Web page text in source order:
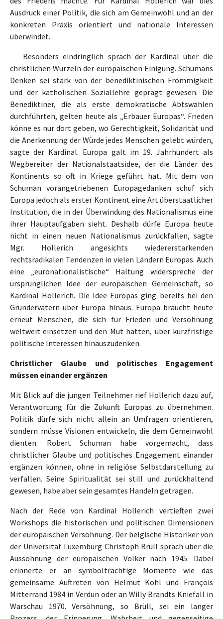
Ausdruck einer Politik, die sich am Gemeinwohl und an der
konkreten Praxis orientiert und nationale Interessen
überwindet.
Besonders eindringlich sprach der Kardinal über die
christlichen Wurzeln der europäischen Einigung. Schumans
Denken sei stark von der benediktinischen Frömmigkeit
und der katholischen Soziallehre geprägt gewesen. Die
Benediktiner, die als erste demokratische Abtswahlen
durchführten, gelten heute als „Erbauer Europas“. Frieden
könne es nur dort geben, wo Gerechtigkeit, Solidarität und
die Anerkennung der Würde jedes Menschen gelebt würden,
sagte der Kardinal. Europa galt im 19. Jahrhundert als
Wegbereiter der Nationalstaatsidee, der die Länder des
Kontinents so oft in Kriege geführt hat. Mit dem von
Schuman vorangetriebenen Europagedanken schuf sich
Europa jedoch als erster Kontinent eine Art überstaatlicher
Institution, die in der Überwindung des Nationalismus eine
ihrer Hauptaufgaben sieht. Deshalb dürfe Europa heute
nicht in einen neuen Nationalismus zurückfallen, sagte
Mgr. Hollerich angesichts wiedererstarkenden
rechtsradikalen Tendenzen in vielen Ländern Europas. Auch
eine „euronationalistische“ Haltung widerspreche der
ursprünglichen Idee der europäischen Gemeinschaft, so
Kardinal Hollerich. Die Idee Europas ging bereits bei den
Gründervätern über Europa hinaus. Europa braucht heute
erneut Menschen, die sich für Frieden und Versöhnung
weltweit einsetzen und den Mut hätten, über kurzfristige
politische Interessen hinauszudenken.
Christlicher Glaube und politisches Engagement
müssen einander ergänzen
Mit Blick auf die jungen Teilnehmer rief Hollerich dazu auf,
Verantwortung für die Zukunft Europas zu übernehmen.
Politik dürfe sich nicht allein an Umfragen orientieren,
sondern müsse Visionen entwickeln, die dem Gemeinwohl
dienten. Robert Schuman habe vorgemacht, dass
christlicher Glaube und politisches Engagement einander
ergänzen können, ohne in religiöse Selbstdarstellung zu
verfallen. Seine Spiritualität sei still und zurückhaltend
gewesen, habe aber sein gesamtes Handeln getragen.
Nach der Rede von Kardinal Hollerich vertieften zwei
Workshops die historischen und politischen Dimensionen
der europäischen Versöhnung. Der belgische Historiker von
der Universität Luxemburg Christoph Brüll sprach über die
Aussöhnung der europäischen Völker nach 1945. Dabei
erinnerte er an symbolträchtige Momente wie das
gemeinsame Auftreten von Helmut Kohl und François
Mitterrand 1984 in Verdun oder an Willy Brandts Kniefall in
Warschau 1970. Versöhnung, so Brüll, sei ein langer